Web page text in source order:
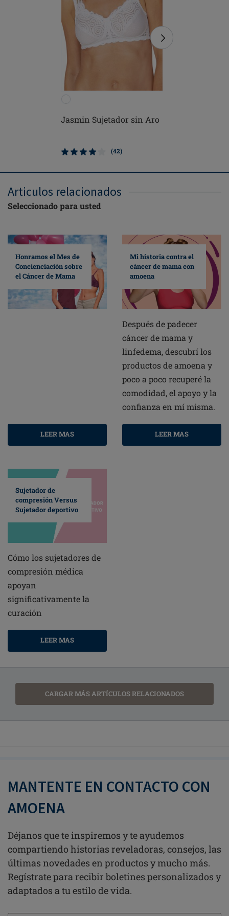
Jasmin Sujetador sin Aro
(42)
Articulos relacionados
Seleccionado para usted
Honramos el Mes de
Concienciación sobre
el Cáncer de Mama
LEER MAS
Mi historia contra el
cáncer de mama con
amoena
Después de padecer
cáncer de mama y
linfedema, descubrí los
productos de amoena y
poco a poco recuperé la
comodidad, el apoyo y la
confianza en mí misma.
LEER MAS
Sujetador de
compresión Versus
Sujetador deportivo
Cómo los sujetadores de
compresión médica
apoyan
significativamente la
curación
LEER MAS
CARGAR MÁS ARTÍCULOS RELACIONADOS
MANTENTE EN CONTACTO CON
AMOENA
Déjanos que te inspiremos y te ayudemos
compartiendo historias reveladoras, consejos, las
últimas novedades en productos y mucho más.
Regístrate para recibir boletines personalizados y
adaptados a tu estilo de vida.